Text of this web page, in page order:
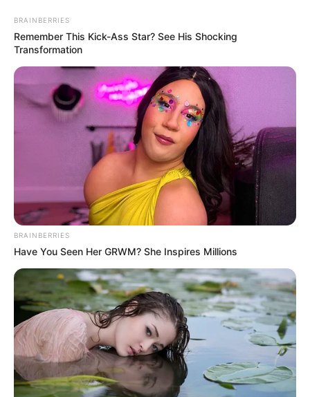
HOME
BRAINBERRIES
Remember This Kick-Ass Star? See His Shocking
Transformation
BRAINBERRIES
Have You Seen Her GRWM? She Inspires Millions